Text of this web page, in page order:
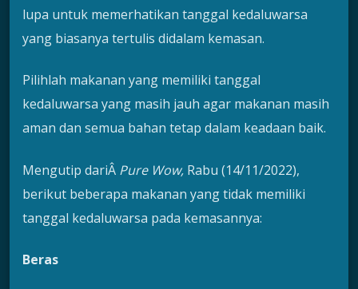
lupa untuk memerhatikan tanggal kedaluwarsa
yang biasanya tertulis didalam kemasan.
Pilihlah makanan yang memiliki tanggal
kedaluwarsa yang masih jauh agar makanan masih
aman dan semua bahan tetap dalam keadaan baik.
Mengutip dariÂ Pure Wow, Rabu (14/11/2022),
berikut beberapa makanan yang tidak memiliki
tanggal kedaluwarsa pada kemasannya:
Beras